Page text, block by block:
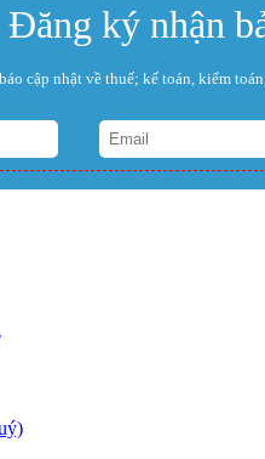
Đăng ký nhận
cập nhật về thuế; kế toán, kiểm